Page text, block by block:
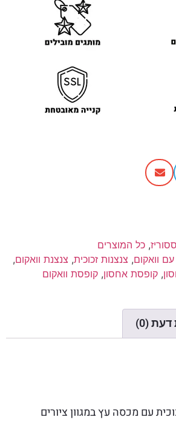
, כל המוצרים
וואקום, צנצנות זכוכית, צנצנת וואקום,
, קופסת אחסון, קופסת וואקום
דעת (0)
עם מכסה עץ במגוון ציורים